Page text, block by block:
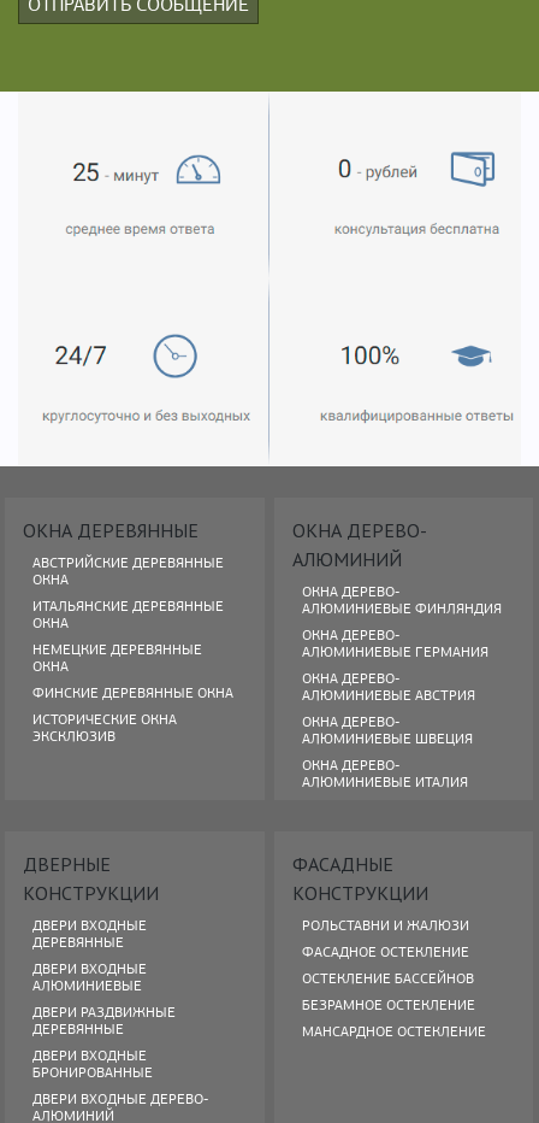
ОКНА ДЕРЕВЯННЫЕ
АВСТРИЙСКИЕ ДЕРЕВЯННЫЕ
ОКНА
ИТАЛЬЯНСКИЕ ДЕРЕВЯННЫЕ
ОКНА
НЕМЕЦКИЕ ДЕРЕВЯННЫЕ
ОКНА
ФИНСКИЕ ДЕРЕВЯННЫЕ ОКНА
ИСТОРИЧЕСКИЕ ОКНА
ЭКСКЛЮЗИВ
ОКНА ДЕРЕВО-
АЛЮМИНИЙ
ОКНА ДЕРЕВО-
АЛЮМИНИЕВЫЕ ФИНЛЯНДИЯ
ОКНА ДЕРЕВО-
АЛЮМИНИЕВЫЕ ГЕРМАНИЯ
ОКНА ДЕРЕВО-
АЛЮМИНИЕВЫЕ АВСТРИЯ
ОКНА ДЕРЕВО-
АЛЮМИНИЕВЫЕ ШВЕЦИЯ
ОКНА ДЕРЕВО-
АЛЮМИНИЕВЫЕ ИТАЛИЯ
ДВЕРНЫЕ
КОНСТРУКЦИИ
ДВЕРИ ВХОДНЫЕ
ДЕРЕВЯННЫЕ
ДВЕРИ ВХОДНЫЕ
АЛЮМИНИЕВЫЕ
ДВЕРИ РАЗДВИЖНЫЕ
ДЕРЕВЯННЫЕ
ДВЕРИ ВХОДНЫЕ
БРОНИРОВАННЫЕ
ДВЕРИ ВХОДНЫЕ ДЕРЕВО-
АЛЮМИНИЙ
ФАСАДНЫЕ
КОНСТРУКЦИИ
РОЛЬСТАВНИ И ЖАЛЮЗИ
ФАСАДНОЕ ОСТЕКЛЕНИЕ
ОСТЕКЛЕНИЕ БАССЕЙНОВ
БЕЗРАМНОЕ ОСТЕКЛЕНИЕ
МАНСАРДНОЕ ОСТЕКЛЕНИЕ